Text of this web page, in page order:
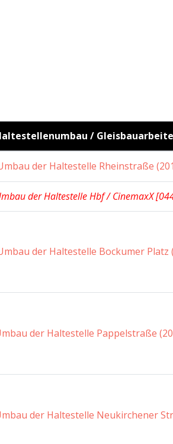
/
der Haltestelle Rheinstraße
der Haltestelle Hbf / CinemaxX
der Haltestelle Bockumer Platz
der Haltestelle Pappelstraße
der Haltestelle Neukirchener